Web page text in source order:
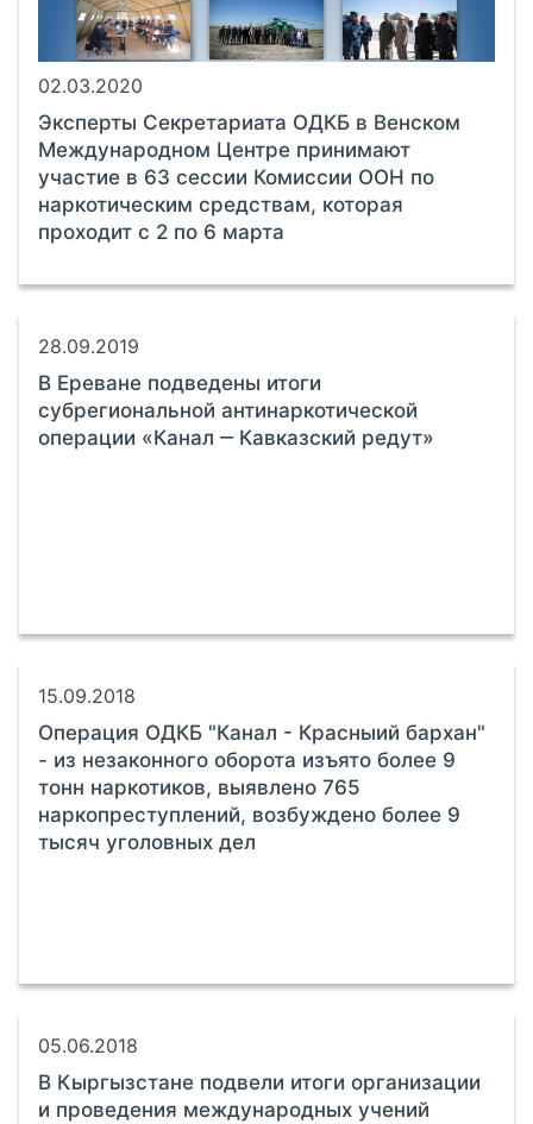
02.03.2020
Эксперты Секретариата ОДКБ в Венском
Международном Центре принимают
участие в 63 сессии Комиссии ООН по
наркотическим средствам, которая
проходит с 2 по 6 марта
28.09.2019
В Ереване подведены итоги
субрегиональной антинаркотической
операции «Канал ‒ Кавказский редут»
15.09.2018
Операция ОДКБ "Канал - Красныий бархан"
- из незаконного оборота изъято более 9
тонн наркотиков, выявлено 765
наркопреступлений, возбуждено более 9
тысяч уголовных дел
05.06.2018
В Кыргызстане подвели итоги организации
и проведения международных учений